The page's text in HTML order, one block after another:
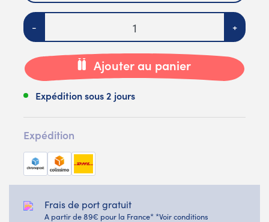
Quantité
- +
Ajouter au panier
Expédition sous 2 jours
Expédition
Frais de port gratuit
A partir de 89€ pour la France* *Voir conditions